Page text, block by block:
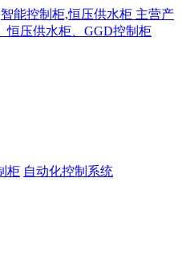
主营产
恒压供水柜、GGD控制柜
柜 自动化控制系统